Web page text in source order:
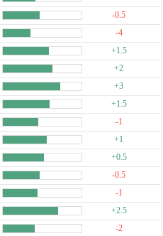
-0.5
-4
+1.5
+2
+3
+1.5
-1
+1
+0.5
-0.5
-1
+2.5
-2